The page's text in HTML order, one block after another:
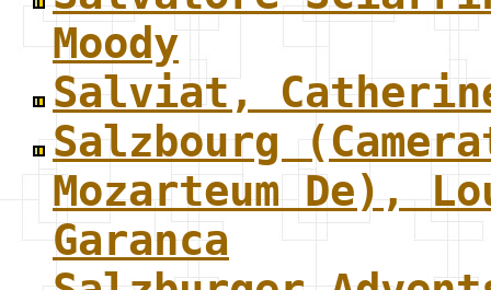
Moody
Salviat,
Salzbourg
Mozarteum De),
Garanca